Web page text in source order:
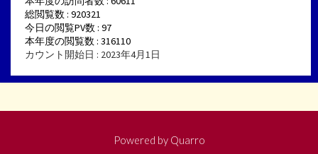
総閲覧数 : 920321
今日の閲覧PV数 : 97
本年度の閲覧数 : 316110
カウント開始日 : 2023年4月1日
Powered by Quarro